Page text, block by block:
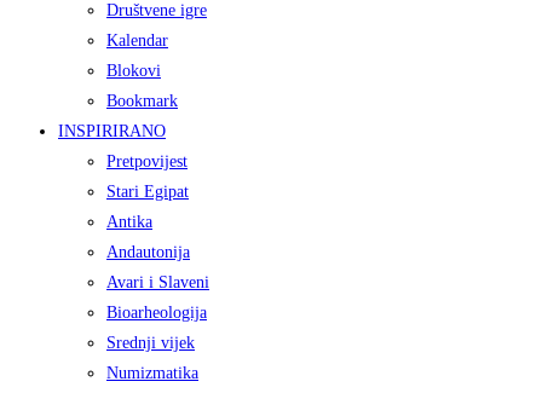
Društvene igre
Kalendar
Blokovi
Bookmark
INSPIRIRANO
Pretpovijest
Stari Egipat
Antika
Andautonija
Avari i Slaveni
Bioarheologija
Srednji vijek
Numizmatika